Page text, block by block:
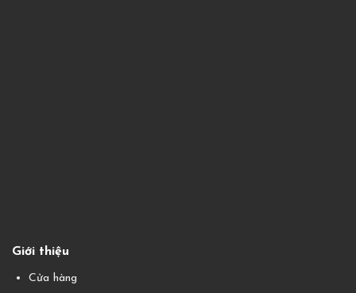
Giới thiệu
Cửa hàng